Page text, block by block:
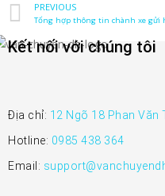
PREVIOUS
Tổng hợp thông tin chành xe gửi
Kết nối với chúng tôi
Địa chỉ: 12 Ngõ 18 Phan Văn
Hotline: 0985 438 364
Email: